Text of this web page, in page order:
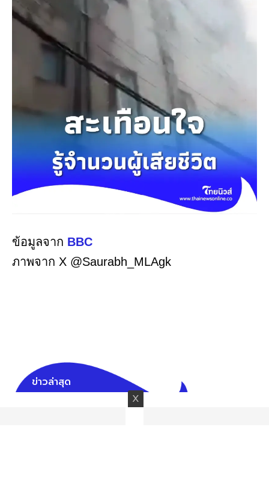
ข้อมูลจาก BBC
ภาพจาก X @Saurabh_MLAgk
ข่าวล่าสุด